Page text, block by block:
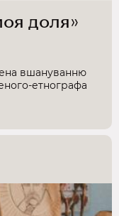
доля»
вшануванню
етнографа